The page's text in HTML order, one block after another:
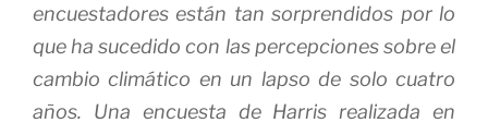
encuestadores están tan sorprendidos por lo
que ha sucedido con las percepciones sobre el
cambio climático en un lapso de solo cuatro
años.
Una encuesta de Harris realizada en